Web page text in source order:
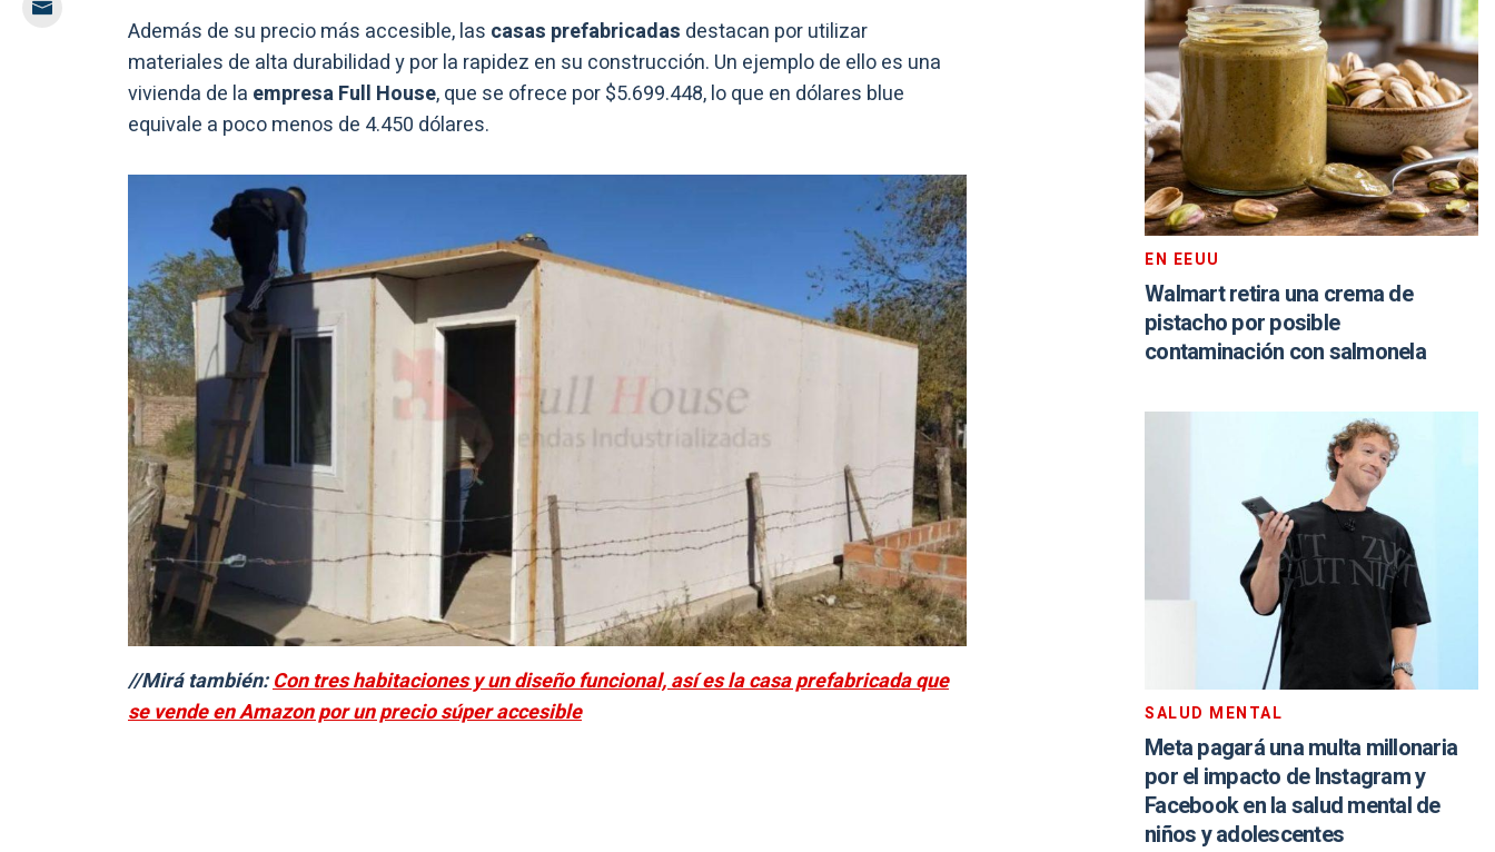
Además de su precio más accesible, las casas prefabricadas destacan por utilizar
materiales de alta durabilidad y por la rapidez en su construcción. Un ejemplo de ello es una
vivienda de la empresa Full House, que se ofrece por $5.699.448, lo que en dólares blue
equivale a poco menos de 4.450 dólares.
//Mirá también:Con tres habitaciones y un diseño funcional, así es la casa prefabricada que
se vende en Amazon por un precio súper accesible
EN EEUU
Walmart retira una crema de
pistacho por posible
contaminación con salmonela
SALUD MENTAL
Meta pagará una multa millonaria
por el impacto de Instagram y
Facebook en la salud mental de
niños y adolescentes